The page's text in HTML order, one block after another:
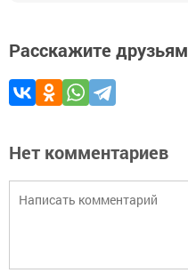
Расскажите друзьям
Нет комментариев